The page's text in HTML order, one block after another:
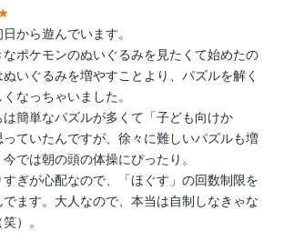
から遊んでいます。
なポケモンのぬいぐるみを見たくて始めたの
いぐるみを増やすことより、パズルを解く
なっちゃいました。
は簡単なパズルが多くて「子ども向けか
っていたんですが、徐々に難しいパズルも増
では朝の頭の体操にぴったり。
すぎが心配なので、「ほぐす」の回数制限を
ます。大人なので、本当は自制しなきゃな
）。